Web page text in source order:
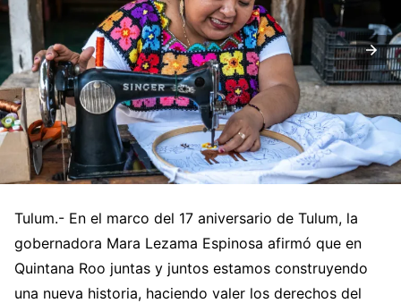
Tulum.- En el marco del 17 aniversario de Tulum, la
gobernadora Mara Lezama Espinosa afirmó que en
Quintana Roo juntas y juntos estamos construyendo
una nueva historia, haciendo valer los derechos del